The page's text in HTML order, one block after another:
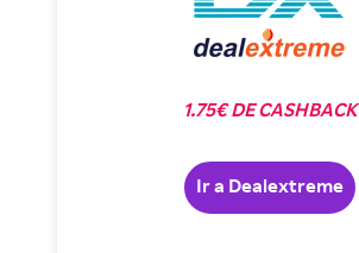
1.75€ DE CASHBACK
Ir a Dealextreme